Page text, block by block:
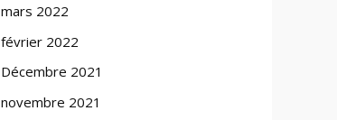
mars 2022
février 2022
Décembre 2021
novembre 2021